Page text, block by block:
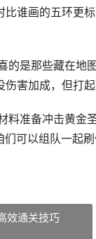
谁画的五环更
的是那些藏在地
害加成，但打
料准备冲击黄金
可以组队一起
效通关技巧